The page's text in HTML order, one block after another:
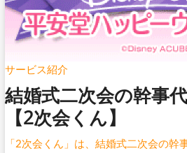
サービス紹介
結婚式二次会の幹事
【2次会くん】
「2次会くん」は、結婚式二次会の幹